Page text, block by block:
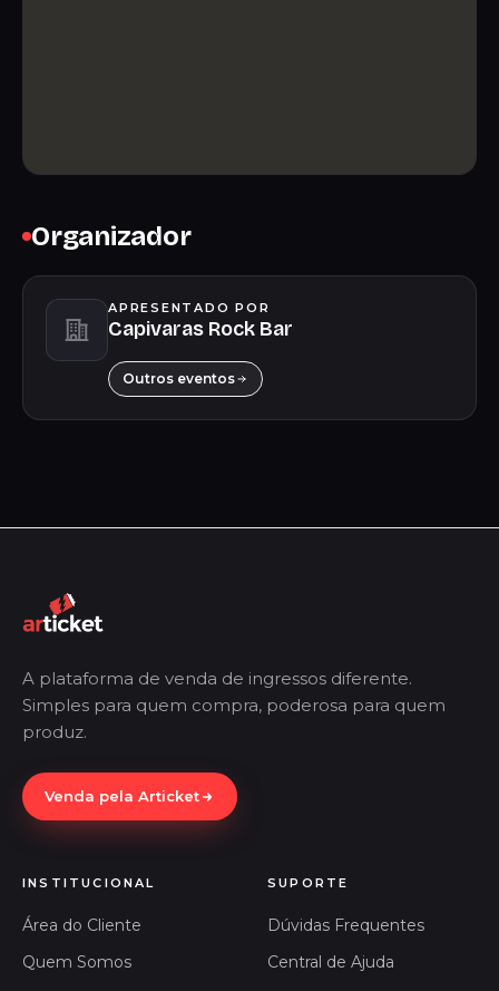
Organizador
APRESENTADO POR
Capivaras Rock Bar
Outros eventos
A plataforma de venda de ingressos diferente.
Simples para quem compra, poderosa para quem
produz.
Venda pela Articket
INSTITUCIONAL
Área do Cliente
Quem Somos
SUPORTE
Dúvidas Frequentes
Central de Ajuda